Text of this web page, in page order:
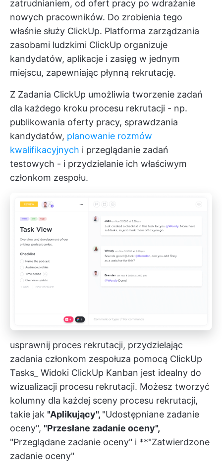
zatrudnianiem, od ofert pracy po wdrażanie
nowych pracowników. Do zrobienia tego
właśnie służy ClickUp. Platforma zarządzania
zasobami ludzkimi ClickUp organizuje
kandydatów, aplikacje i zasięg w jednym
miejscu, zapewniając płynną rekrutację.
Z Zadania ClickUp umożliwia tworzenie zadań
dla każdego kroku procesu rekrutacji - np.
publikowania oferty pracy, sprawdzania
kandydatów, planowanie rozmów
kwalifikacyjnych i przeglądanie zadań
testowych - i przydzielanie ich właściwym
członkom zespołu.
usprawnij proces rekrutacji, przydzielając
zadania członkom zespołuza pomocą ClickUp
Tasks_ Widoki ClickUp Kanban jest idealny do
wizualizacji procesu rekrutacji. Możesz tworzyć
kolumny dla każdej sceny procesu rekrutacji,
takie jak "Aplikujący", "Udostępniane zadanie
oceny", "Przesłane zadanie oceny",
"Przeglądane zadanie oceny" i **"Zatwierdzone
zadanie oceny"